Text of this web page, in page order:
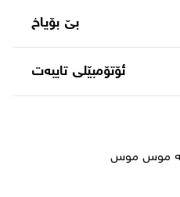
بێ بۆیاخ
ئۆتۆمبێلی تایبه‌ت